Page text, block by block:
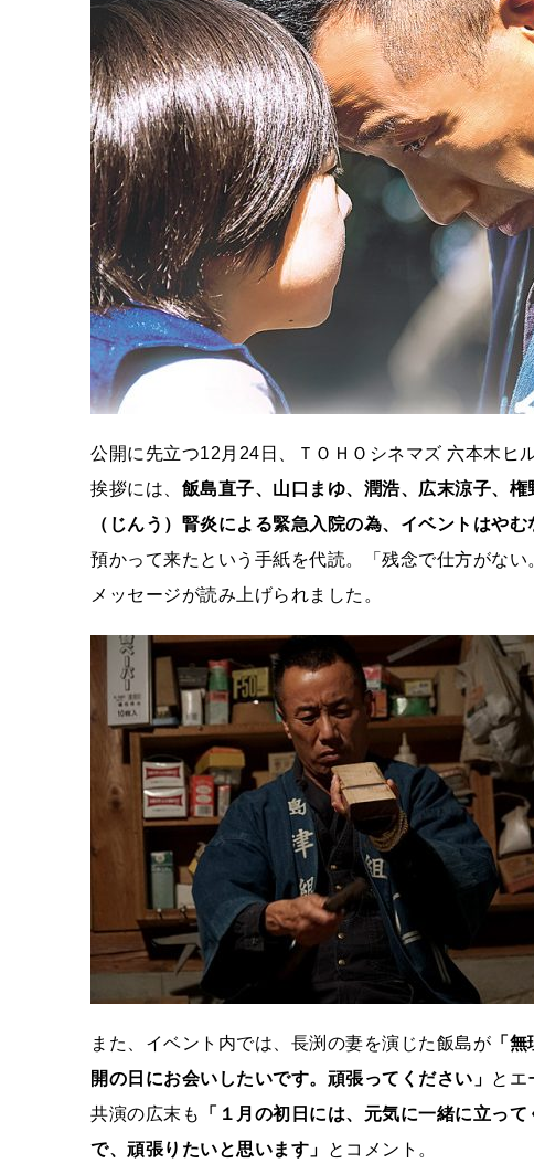
公開に先立つ12月24日、ＴＯＨＯシネマズ 六本木ヒ
挨拶には、 飯島直子、山口まゆ、潤浩、広末涼子、権
（じんう）腎炎による緊急入院の為、イベントはやむ
預かって来たという手紙を代読。「残念で仕方がな
メッセージが読み上げられました。
また、イベント内では、長渕の妻を演じた飯島が 「
開の日にお会いしたいです。頑張ってください」 とエ
共演の広末も
「１月の初日には、元気に一緒に立っ
で、頑張りたいと思います」
とコメント。